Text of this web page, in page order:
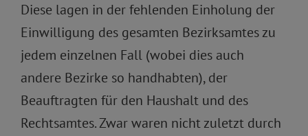
Diese lagen in der fehlenden Einholung der
Einwilligung des gesamten Bezirksamtes zu
jedem einzelnen Fall (wobei dies auch
andere Bezirke so handhabten), der
Beauftragten für den Haushalt und des
Rechtsamtes. Zwar waren nicht zuletzt durch